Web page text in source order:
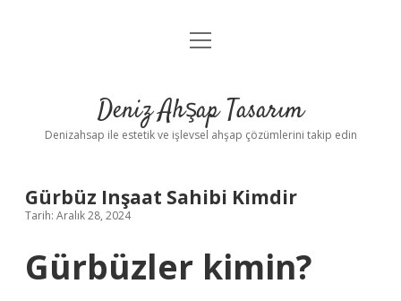
Anasayfa
Yasal Uyarı
menüyü
Deniz Ahşap Tasarım
Denizahsap ile estetik ve işlevsel ahşap çözümlerini takip edin
Gürbüz Inşaat Sahibi Kimdir
Tarih: Aralık 28, 2024
Gürbüzler kimin?